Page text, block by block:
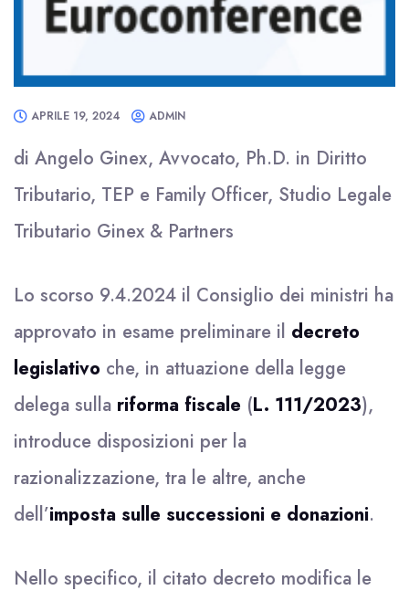
APRILE 19, 2024 ADMIN
di Angelo Ginex, Avvocato, Ph.D. in Diritto
Tributario, TEP e Family Officer, Studio Legale
Tributario Ginex & Partners
Lo scorso 9.4.2024 il Consiglio dei ministri ha
approvato in esame preliminare il decreto
legislativo che, in attuazione della legge
delega sulla riforma fiscale (L. 111/2023),
introduce disposizioni per la
razionalizzazione, tra le altre, anche
dell’imposta sulle successioni e donazioni.
Nello specifico, il citato decreto modifica le